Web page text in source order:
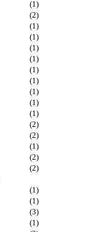
(1)
(2)
(1)
(1)
(1)
(1)
(1)
(1)
(1)
(1)
(1)
(2)
(2)
(1)
(2)
(2)
(1)
(1)
(3)
(1)